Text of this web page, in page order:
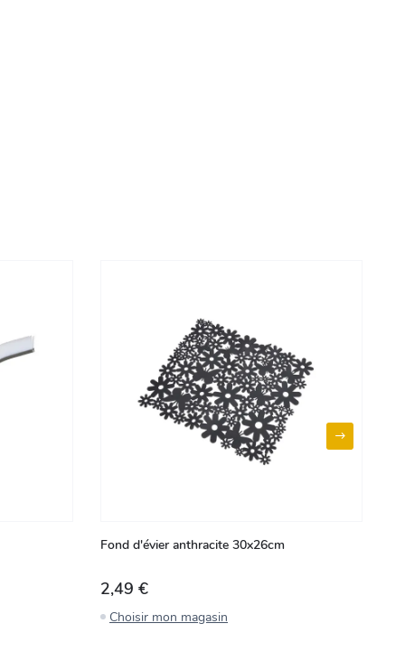
Fond d'évier anthracite 30x26cm
2,49 €
Choisir mon magasin